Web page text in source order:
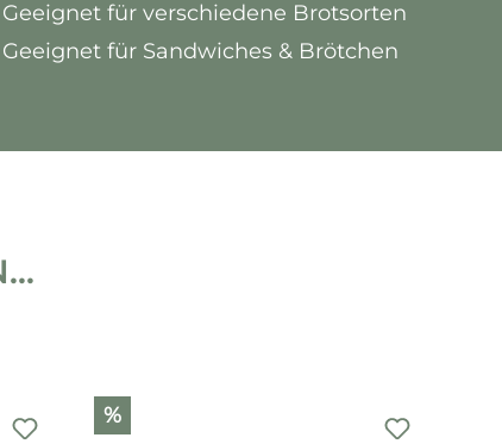
Geeignet für verschiedene Brotsorten
Geeignet für Sandwiches & Brötchen
%